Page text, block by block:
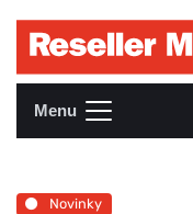
Menu
Novinky